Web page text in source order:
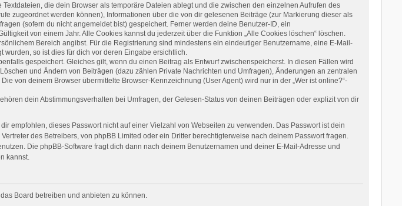
die dein Browser als temporäre Dateien ablegt und die zwischen den einzelnen Aufrufen des
zugeordnet werden können), Informationen über die von dir gelesenen Beiträge (zur Markierung dieser als
(sofern du nicht angemeldet bist) gespeichert. Ferner werden deine Benutzer-ID, ein
von einem Jahr. Alle Cookies kannst du jederzeit über die Funktion „Alle Cookies löschen“ löschen.
Bereich angibst. Für die Registrierung sind mindestens ein eindeutiger Benutzername, eine E-Mail-
so ist dies für dich vor deren Eingabe ersichtlich.
gespeichert. Gleiches gilt, wenn du einen Beitrag als Entwurf zwischenspeicherst. In diesen Fällen wird
und Ändern von Beiträgen (dazu zählen Private Nachrichten und Umfragen), Änderungen an zentralen
von deinem Browser übermittelte Browser-Kennzeichnung (User Agent) wird nur in der „Wer ist online?“-
dein Abstimmungsverhalten bei Umfragen, der Gelesen-Status von deinen Beiträgen oder explizit von dir
empfohlen, dieses Passwort nicht auf einer Vielzahl von Webseiten zu verwenden. Das Passwort ist dein
des Betreibers, von phpBB Limited oder ein Dritter berechtigterweise nach deinem Passwort fragen.
Die phpBB-Software fragt dich dann nach deinem Benutzernamen und deiner E-Mail-Adresse und
kannst.
Board betreiben und anbieten zu können.